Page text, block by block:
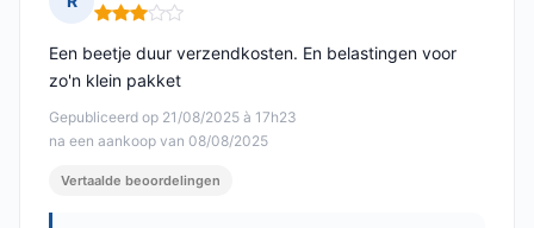
Opmerking: 3 van 5
Gepubliceerd op 21/08/2025 à 17h23
na een aankoop van 08/08/2025
Een beetje duur verzendkosten. En belastingen voor
zo'n klein pakket
Vertaalde beoordelingen